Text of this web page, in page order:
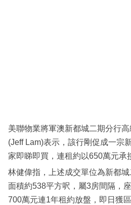
美聯物業將軍澳新都城二期分行
(Jeff Lam)表示，該行剛促成一宗
家即睇即買，連租約以650萬元承
林健偉指，上述成交單位為新都
面積約538平方呎，屬3房間隔，
700萬元連1年租約放盤，即日獲